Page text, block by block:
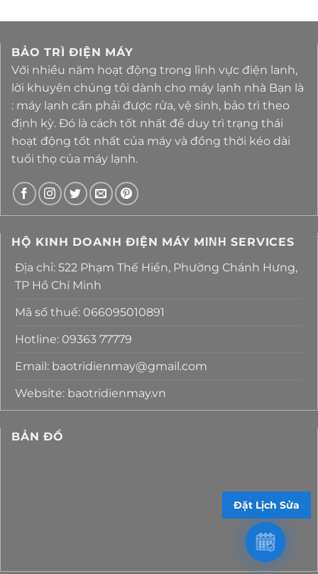
BẢO TRÌ ĐIỆN MÁY
Với nhiều năm hoạt động trong lĩnh vực điện lanh,
lời khuyên chúng tôi dành cho máy lạnh nhà Bạn là
: máy lạnh cần phải được rửa, vệ sinh, bảo trì theo
định kỳ. Đó là cách tốt nhất để duy trì trạng thái
hoạt động tốt nhất của máy và đồng thời kéo dài
tuổi thọ của máy lạnh.
HỘ KINH DOANH ĐIỆN MÁY MΙΝΗ SERVICES
Địa chỉ: 522 Phạm Thế Hiển, Phường Chánh Hưng,
TP Hồ Chí Minh
Mã số thuế: 066095010891
Hotline: 09363 77779
Email: baotridienmay@gmail.com
Website: baotridienmay.vn
BẢN ĐỒ
Đặt Lịch Sửa